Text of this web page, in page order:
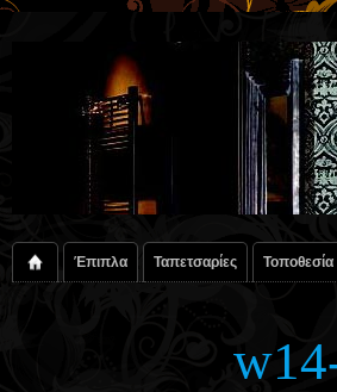
Έπιπλα Ταπετσαρίες Τοποθεσία